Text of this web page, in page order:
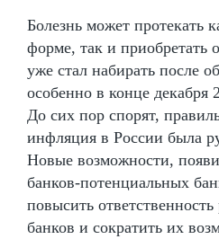
Болезнь может протекать
форме, так и приобретать
уже стал набирать после
особенно в конце декабря
До сих пор спорят,
инфляция в России была
Новые возможности,
банков-потенциальных
повысить
банков и сократить их